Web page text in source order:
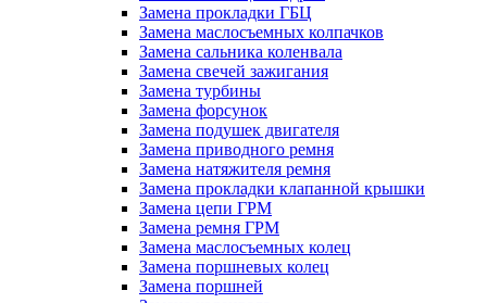
Замена прокладки ГБЦ
Замена маслосъемных колпачков
Замена сальника коленвала
Замена свечей зажигания
Замена турбины
Замена форсунок
Замена подушек двигателя
Замена приводного ремня
Замена натяжителя ремня
Замена прокладки клапанной крышки
Замена цепи ГРМ
Замена ремня ГРМ
Замена маслосъемных колец
Замена поршневых колец
Замена поршней